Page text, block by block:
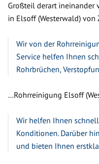
Großteil derart ineinander
in Elsoff (Westerwald) von
Wir von der
Service helfen Ihnen
Rohrbrüchen,
…Rohrreinigung Elsoff
Wir helfen Ihnen
Konditionen. Darüber
und bieten Ihnen